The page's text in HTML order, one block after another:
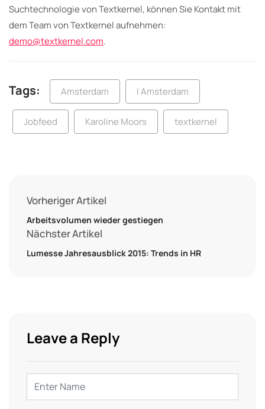
Suchtechnologie von Textkernel, können Sie Kontakt mit
dem Team von Textkernel aufnehmen:
demo@textkernel.com.
Tags: Amsterdam I Amsterdam
Jobfeed Karoline Moors textkernel
Vorheriger Artikel
Arbeitsvolumen wieder gestiegen
Nächster Artikel
Lumesse Jahresausblick 2015: Trends in HR
Leave a Reply